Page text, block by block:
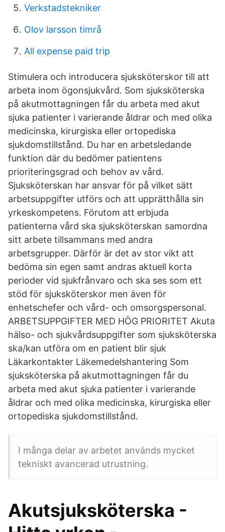
Verkstadstekniker
Olov larsson timrå
All expense paid trip
Stimulera och introducera sjuksköterskor till att
arbeta inom ögonsjukvård. Som sjuksköterska
på akutmottagningen får du arbeta med akut
sjuka patienter i varierande åldrar och med olika
medicinska, kirurgiska eller ortopediska
sjukdomstillstånd. Du har en arbetsledande
funktion där du bedömer patientens
prioriteringsgrad och behov av vård.
Sjuksköterskan har ansvar för på vilket sätt
arbetsuppgifter utförs och att upprätthålla sin
yrkeskompetens. Förutom att erbjuda
patienterna vård ska sjuksköterskan samordna
sitt arbete tillsammans med andra
arbetsgrupper. Därför är det av stor vikt att
bedöma sin egen samt andras aktuell korta
perioder vid sjukfrånvaro och ska ses som ett
stöd för sjuksköterskor men även för
enhetschefer och vård- och omsorgspersonal.
ARBETSUPPGIFTER MED HÖG PRIORITET Akuta
hälso- och sjukvårdsuppgifter som sjuksköterska
ska/kan utföra om en patient blir sjuk
Läkarkontakter Läkemedelshantering Som
sjuksköterska på akutmottagningen får du
arbeta med akut sjuka patienter i varierande
åldrar och med olika medicinska, kirurgiska eller
ortopediska sjukdomstillstånd.
I många delar av arbetet används mycket
tekniskt avancerad utrustning.
Akutsjuksköterska -